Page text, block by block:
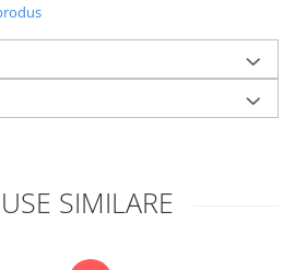
SIMILARE